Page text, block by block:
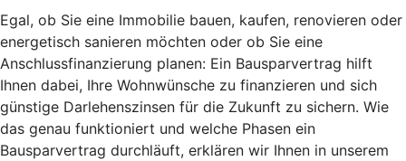
Egal, ob Sie eine Immobilie bauen, kaufen, renovieren oder
energetisch sanieren möchten oder ob Sie eine
Anschlussfinanzierung planen: Ein Bausparvertrag hilft
Ihnen dabei, Ihre Wohnwünsche zu finanzieren und sich
günstige Darlehenszinsen für die Zukunft zu sichern. Wie
das genau funktioniert und welche Phasen ein
Bausparvertrag durchläuft, erklären wir Ihnen in unserem